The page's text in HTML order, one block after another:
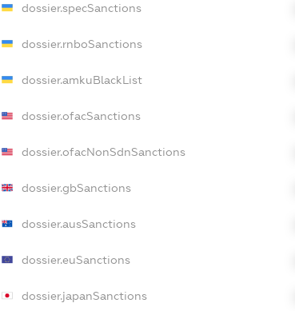
dossier.specSanctions
dossier.rnboSanctions
dossier.amkuBlackList
dossier.ofacSanctions
dossier.ofacNonSdnSanctions
dossier.gbSanctions
dossier.ausSanctions
dossier.euSanctions
dossier.japanSanctions